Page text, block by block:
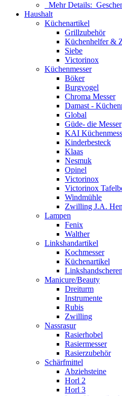
Mehr Details:
Haushalt
Küchenartikel
Grillzubehör
Küchenhelfer &
Siebe
Victorinox
Küchenmesser
Böker
Burgvogel
Chroma Messer
Damast -
Global
Güde- die Messer
KAI
Kinderbesteck
Klaas
Nesmuk
Opinel
Victorinox
Victorinox
Windmühle
Zwilling J.A.
Lampen
Fenix
Walther
Linkshandartikel
Kochmesser
Küchenartikel
Linkshandscheren
Manicure/Beauty
Dreiturm
Instrumente
Rubis
Zwilling
Nassrasur
Rasierhobel
Rasiermesser
Rasierzubehör
Schärfmittel
Abziehsteine
Horl 2
Horl 3